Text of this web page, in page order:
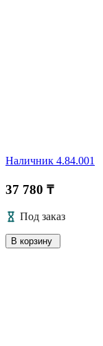
Наличник 4.84.001
37 780 ₸
Под заказ
В корзину